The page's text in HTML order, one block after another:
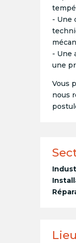
- Une
- Une
une
Vous
nous
Lieu